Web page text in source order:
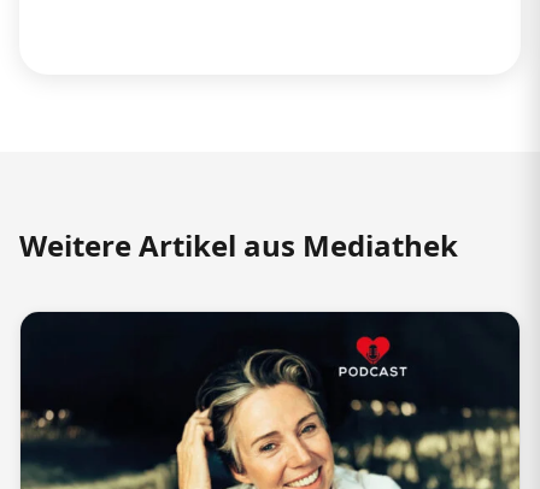
Weitere Artikel aus Mediathek